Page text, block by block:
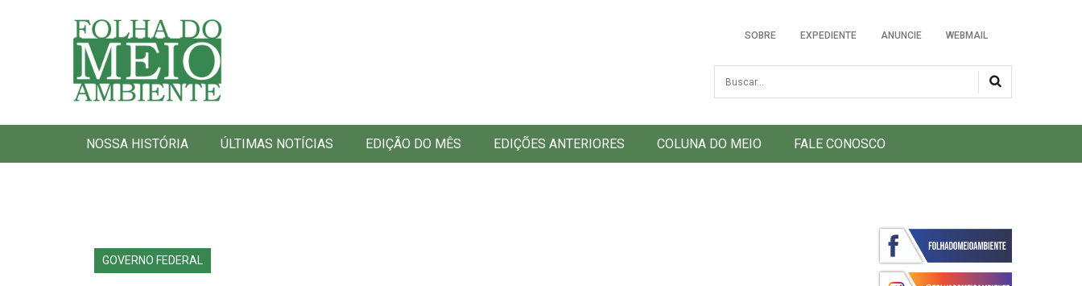
Folha do Meio Ambiente
SOBRE EXPEDIENTE ANUNCIE WEBMAIL
Busca
NOSSA HISTÓRIA ÚLTIMAS NOTÍCIAS EDIÇÃO DO MÊS EDIÇÕES ANTERIORES COLUNA DO MEIO FALE CONOSCO
GOVERNO FEDERAL